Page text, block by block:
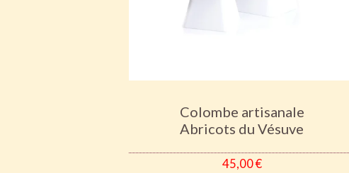
Colombe artisanale
Abricots du Vésuve
45,00€